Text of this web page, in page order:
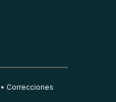
Correcciones